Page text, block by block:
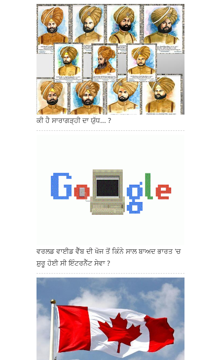
ਕੀ ਹੈ ਸਾਰਾਗੜ੍ਹੀ ਦਾ ਯੁੱਧ... ?
ਵਰਲਡ ਵਾਈਡ ਵੈੱਬ ਦੀ ਖੋਜ ਤੋਂ ਕਿੰਨੇ ਸਾਲ ਬਾਅਦ ਭਾਰਤ 'ਚ
ਸ਼ੁਰੂ ਹੋਈ ਸੀ ਇੰਟਰਨੈੱਟ ਸੇਵਾ ?